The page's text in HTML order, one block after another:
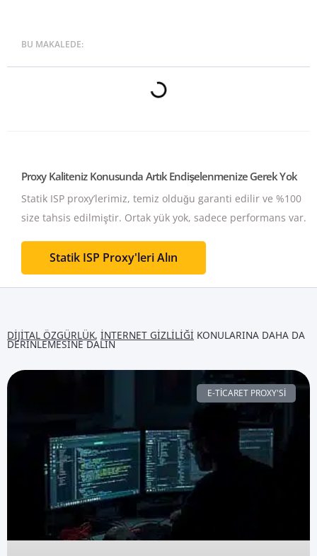
BU MAKALEDE:
Proxy Kaliteniz Konusunda Artık Endişelenmenize Gerek Yok
Statik ISP proxy’lerimiz, temiz olduğu garanti edilir ve %100
size tahsis edilmiştir. Ortak yük yok, sadece performans var.
Statik ISP Proxy'leri Alın
DIJITAL ÖZGÜRLÜK, İNTERNET GIZLILIĞI KONULARINA DAHA DA
DERINLEMESINE DALIN
E-TICARET PROXY'SI